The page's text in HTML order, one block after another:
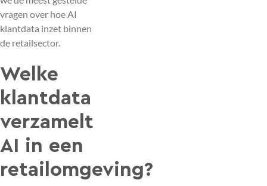
vragen over hoe AI
klantdata inzet binnen
de retailsector.
Welke
klantdata
verzamelt
AI in een
retailomgeving?